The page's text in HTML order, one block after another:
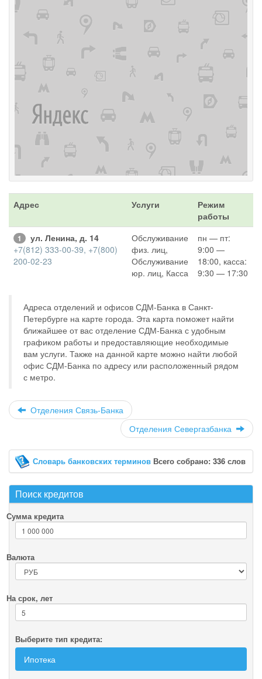
Адрес Услуги
Режим
работы
1
ул. Ленина, д. 14
+7(812) 333-00-39, +7(800)
200-02-23
Обслуживание
физ. лиц,
Обслуживание
юр. лиц, Касса
пн — пт:
9:00 —
18:00, касса:
9:30 — 17:30
Адреса отделений и офисов СДМ-Банка в Санкт-
Петербурге на карте города. Эта карта поможет найти
ближайшее от вас отделение СДМ-Банка с удобным
графиком работы и предоставляющие необходимые
вам услуги. Также на данной карте можно найти любой
офис СДМ-Банка по адресу или расположенный рядом
с метро.
Отделения Связь-Банка
Отделения Севергазбанка
Словарь банковских терминов Всего собрано: 336 слов
Поиск кредитов
Сумма кредита
Валюта
На срок, лет
Выберите тип кредита:
Ипотека